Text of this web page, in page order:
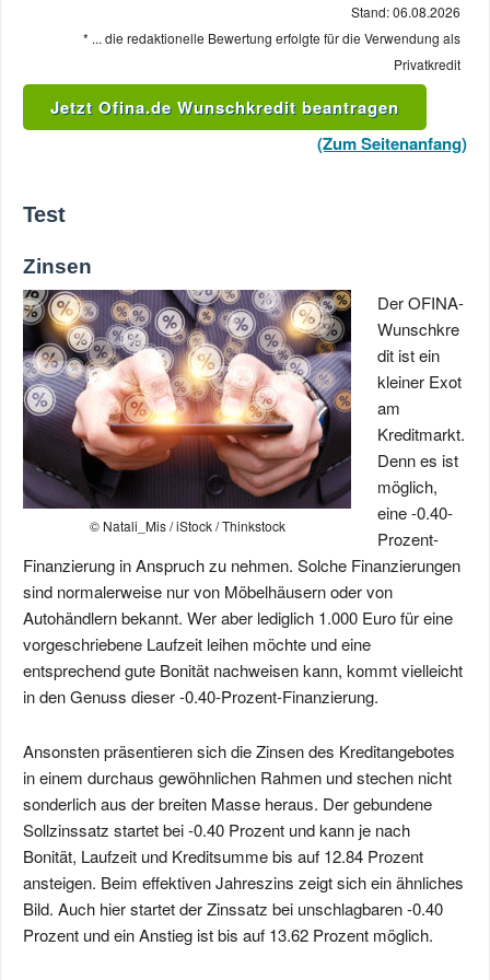
Stand: 06.08.2026
* ... die redaktionelle Bewertung erfolgte für die Verwendung als
Privatkredit
Jetzt Ofina.de Wunschkredit beantragen
(Zum Seitenanfang)
Test
Zinsen
© Natali_Mis / iStock / Thinkstock
Der OFINA-
Wunschkre
dit ist ein
kleiner Exot
am
Kreditmarkt.
Denn es ist
möglich,
eine -0.40-
Prozent-
Finanzierung in Anspruch zu nehmen. Solche Finanzierungen
sind normalerweise nur von Möbelhäusern oder von
Autohändlern bekannt. Wer aber lediglich 1.000 Euro für eine
vorgeschriebene Laufzeit leihen möchte und eine
entsprechend gute Bonität nachweisen kann, kommt vielleicht
in den Genuss dieser -0.40-Prozent-Finanzierung.
Ansonsten präsentieren sich die Zinsen des Kreditangebotes
in einem durchaus gewöhnlichen Rahmen und stechen nicht
sonderlich aus der breiten Masse heraus. Der gebundene
Sollzinssatz startet bei -0.40 Prozent und kann je nach
Bonität, Laufzeit und Kreditsumme bis auf 12.84 Prozent
ansteigen. Beim effektiven Jahreszins zeigt sich ein ähnliches
Bild. Auch hier startet der Zinssatz bei unschlagbaren -0.40
Prozent und ein Anstieg ist bis auf 13.62 Prozent möglich.